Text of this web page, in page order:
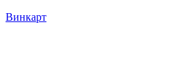
Винкарт